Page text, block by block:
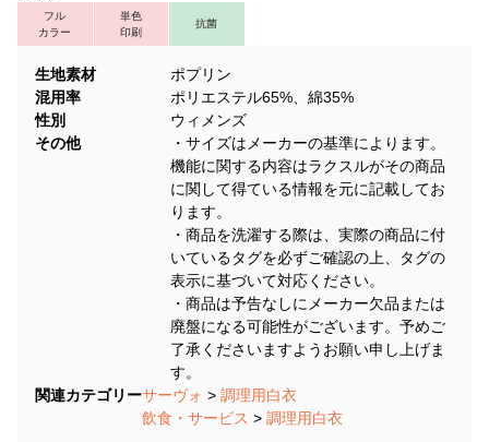
フル
カラー
単色
印刷
抗菌
生地素材
ポプリン
混用率
ポリエステル65%、綿35%
性別
ウィメンズ
その他
・サイズはメーカーの基準によります。
機能に関する内容はラクスルがその商品
に関して得ている情報を元に記載してお
ります。
・商品を洗濯する際は、実際の商品に付
いているタグを必ずご確認の上、タグの
表示に基づいて対応ください。
・商品は予告なしにメーカー欠品または
廃盤になる可能性がございます。予めご
了承くださいますようお願い申し上げま
す。
関連カテゴリーサーヴォ > 調理用白衣
飲食・サービス > 調理用白衣